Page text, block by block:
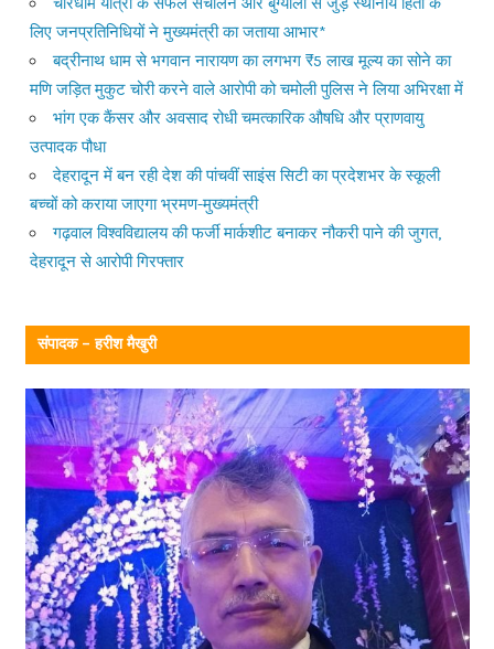
लिए जनप्रतिनिधियों ने मुख्यमंत्री का जताया आभार*
बद्रीनाथ धाम से भगवान नारायण का लगभग ₹5 लाख मूल्य का सोने का
मणि जड़ित मुकुट चोरी करने वाले आरोपी को चमोली पुलिस ने लिया अभिरक्षा में
भांग एक कैंसर और अवसाद रोधी चमत्कारिक औषधि और प्राणवायु
उत्पादक पौधा
देहरादून में बन रही देश की पांचवीं साइंस सिटी का प्रदेशभर के स्कूली
बच्चों को कराया जाएगा भ्रमण-मुख्यमंत्री
गढ़वाल विश्वविद्यालय की फर्जी मार्कशीट बनाकर नौकरी पाने की जुगत,
देहरादून से आरोपी गिरफ्तार
संपादक – हरीश मैखुरी